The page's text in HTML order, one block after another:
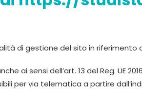
di gestione del sito in
ai sensi dell’art. 13 del Reg. UE
per via telematica a partire